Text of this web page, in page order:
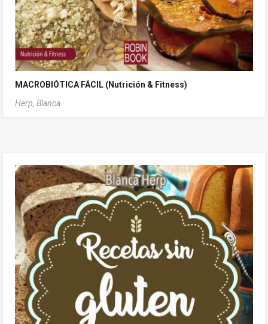
MACROBIÓTICA FÁCIL (Nutrición & Fitness)
Herp, Blanca